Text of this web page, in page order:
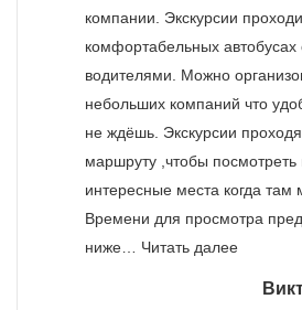
компании. Экскурсии
комфортабельных
водителями. Можно
небольших компаний что
не ждёшь. Экскурсии
маршруту ,чтобы
интересные места когда там
Времени для просмотра
ниже… Читать далее«»